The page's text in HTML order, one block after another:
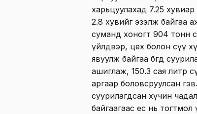
харьцуулахад 7.25 хувиар
2.8 хувийг эзэлж байгаа
суманд хоногт 904 тонн
үйлдвэр, цех болон сүү
явуулж байгаа бөгөөд
ашиглаж, 150.3 сая литр
аргаар боловсруулсан
суурилагдсан хүчин
байгаагаас ес нь